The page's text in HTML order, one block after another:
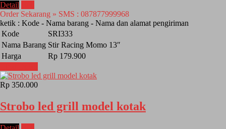
Detail
Order Sekarang » SMS : 087877999968
ketik : Kode - Nama barang - Nama dan alamat pengiriman
Kode
SRI333
Nama Barang Stir Racing Momo 13″
Harga
Rp 179.900
Rp 350.000
Strobo led grill model kotak